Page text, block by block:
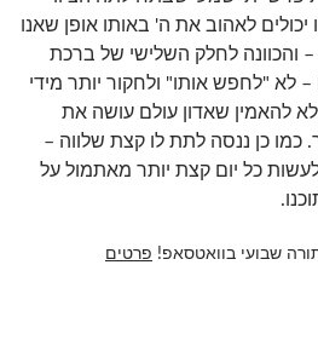
לאהוב את ה' באותו אופן שאנו
והכוונה לחלק השלישי של ברכת
לא "לחפש אותו" ולחקור יותר מידי
להאמין שאדון עולם עושה את
כמו כן ננסה לתת לו קצת שלווה –
כל יום קצת יותר מאתמול על
שבועי בוואטסאפ! פרטים